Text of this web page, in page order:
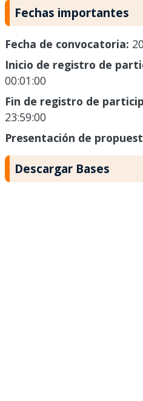
Fechas importantes
Fecha de convocatoria:
Inicio de registro de
00:01:00
Fin de registro de
23:59:00
Presentación de
Descargar Bases